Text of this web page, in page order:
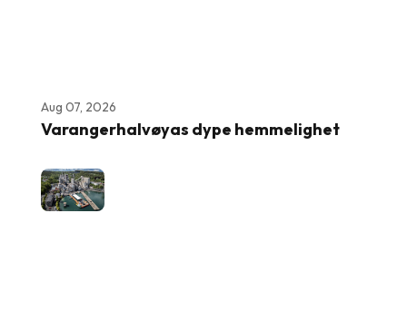
Aug 07, 2026
Varangerhalvøyas dype hemmelighet